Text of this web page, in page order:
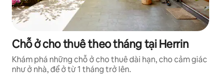
Chỗ ở cho thuê theo tháng tại Herrin
Khám phá những chỗ ở cho thuê dài hạn, cho cảm giác
như ở nhà, để ở từ 1 tháng trở lên.